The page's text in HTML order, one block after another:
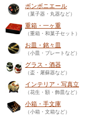
ボンボニエール
（菓子器・丸器など）
重箱・一ヶ重
（重箱・和菓子セット）
お皿・銘々皿
（小皿・プレートなど）
グラス・酒器
（盃・屠蘇器など）
インテリア・写真立
（花生・額・飾皿など）
小箱・手文庫
（小箱・文箱など）